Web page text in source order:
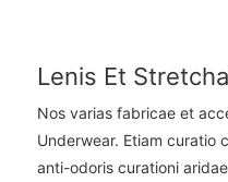
Lenis Et
Nos varias fabricae et
Underwear. Etiam curatio
anti-odoris curationi